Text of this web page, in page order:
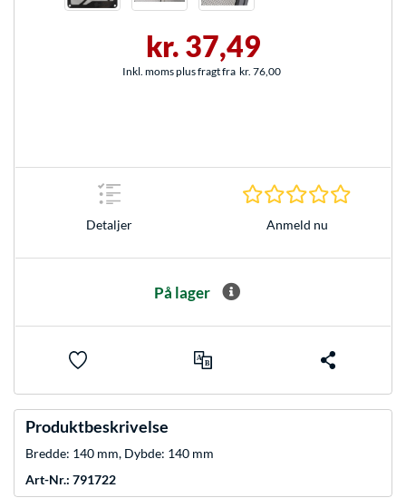
kr. 37,49
Inkl. moms plus fragt fra kr. 76,00
Detaljer Anmeld nu
På lager
Produktbeskrivelse
Bredde: 140 mm, Dybde: 140 mm
Art-Nr.: 791722